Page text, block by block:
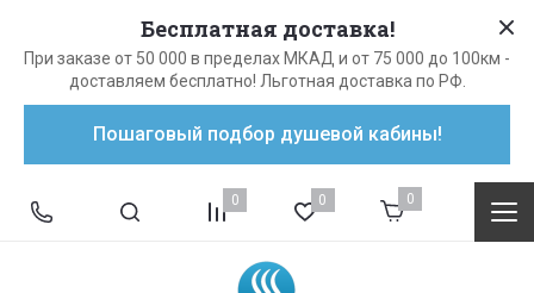
Бесплатная доставка!
При заказе от 50 000 в пределах МКАД и от 75 000 до 100км -
доставляем бесплатно! Льготная доставка по РФ.
Пошаговый подбор душевой кабины!
0 0 0